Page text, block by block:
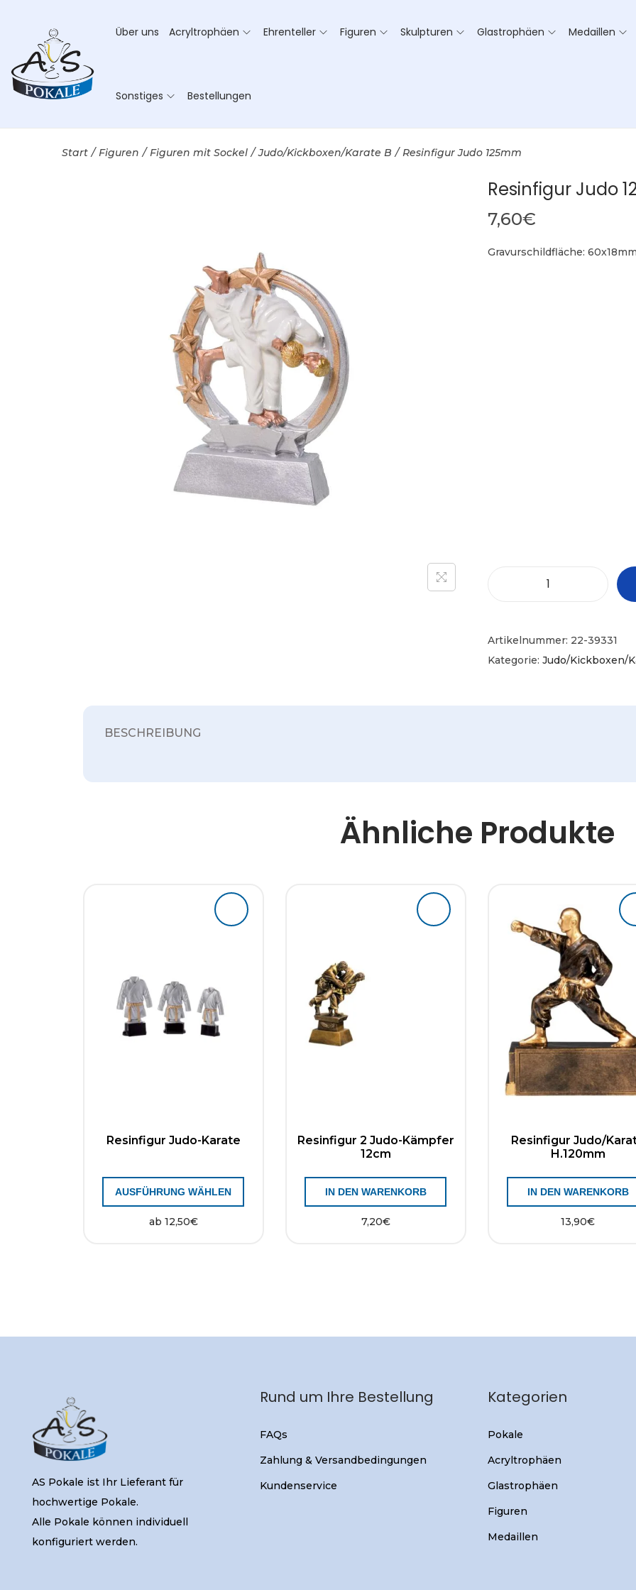
Über uns Acryltrophäen Ehrenteller Figuren Skulpturen Glastrophäen Medaillen
Sonstiges Bestellungen
Start / Figuren / Figuren mit Sockel / Judo/Kickboxen/Karate B / Resinfigur Judo 125mm
Resinfigur Judo
7,60€
Gravurschildfläche:
Artikelnummer: 22-39331
Kategorie: Judo/Kickboxen/
BESCHREIBUNG
Ähnliche Produkte
Resinfigur Judo-Karate
ab 12,50€
AUSFÜHRUNG WÄHLEN
Resinfigur 2 Judo-Kämpfer
12cm
7,20€
IN DEN WARENKORB
Resinfigur Judo/
H.120mm
13,90€
IN DEN WARENKORB
AS Pokale ist Ihr Lieferant für
hochwertige Pokale.
Alle Pokale können individuell
konfiguriert werden.
Rund um Ihre Bestellung
FAQs
Zahlung & Versandbedingungen
Kundenservice
Kategorien
Pokale
Acryltrophäen
Glastrophäen
Figuren
Medaillen